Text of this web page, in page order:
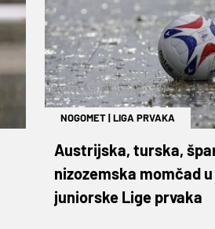
NOGOMET|LIGA PRVAKA
Austrijska, turska,
nizozemska momčad
juniorske Lige prvaka